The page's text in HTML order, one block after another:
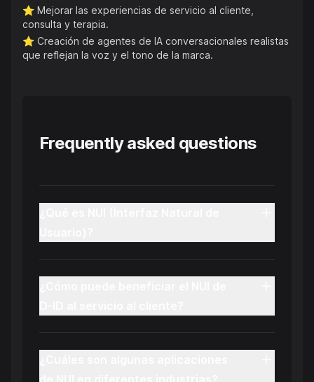
⭐️ Mejorar las experiencias de servicio al cliente,
consulta y terapia.
⭐️ Creación de agentes de IA conversacionales realistas
que reflejan la voz y el tono de la marca.
Frequently asked questions